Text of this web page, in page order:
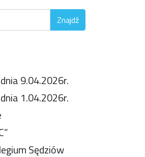
9.04.2026r.
1.04.2026r.
Sędziów